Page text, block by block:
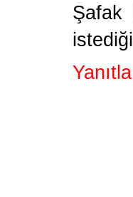
Yanıtla